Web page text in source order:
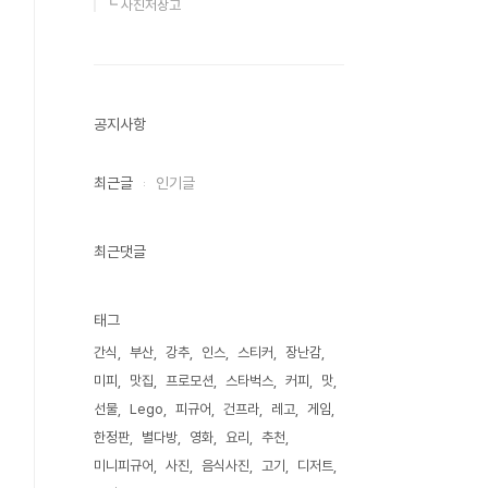
┗ 사진저장고
공지사항
최근글 인기글
최근댓글
태그
간식 부산 강추 인스 스티커
장난감
미피
맛집 프로모션 스타벅스 커피
맛
선물
Lego 피규어 건프라 레고
게임
한정판
별다방 영화 요리
추천
미니피규어
사진 음식사진 고기
디저트